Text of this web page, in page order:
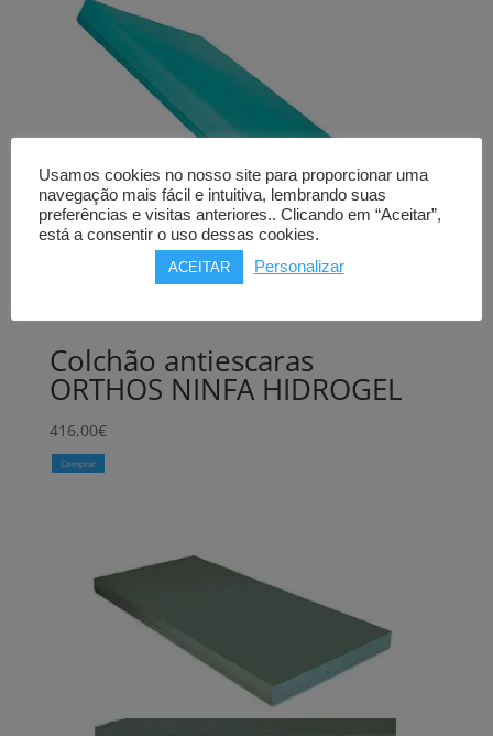
Colchão antiescaras
ORTHOS NINFA HIDROGEL
416,00€
Comprar
Usamos cookies no nosso site para proporcionar uma
navegação mais fácil e intuitiva, lembrando suas
preferências e visitas anteriores.. Clicando em “Aceitar”,
está a consentir o uso dessas cookies.
ACEITAR Personalizar